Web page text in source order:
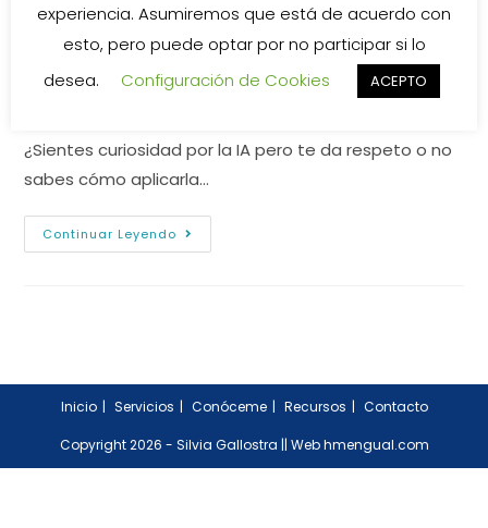
Autor
entrada:
silviaga
Publicación
de
la
entrada:
01/08/2025
Categoría
de
la
entrada:
Descubre cómo la Inteligencia Artificial puede
¿Sientes curiosidad por la IA pero te da respeto o no
sabes cómo aplicarla…
Continuar Leyendo Programa
Práctico
Inicio Servicios Conóceme Recursos Contacto
Copyright 2026 - Silvia Gallostra || Web hmengual.com
experiencia. Asumiremos que está de acuerdo con
esto, pero puede optar por no participar si lo
desea.
Configuración de Cookies ACEPTO